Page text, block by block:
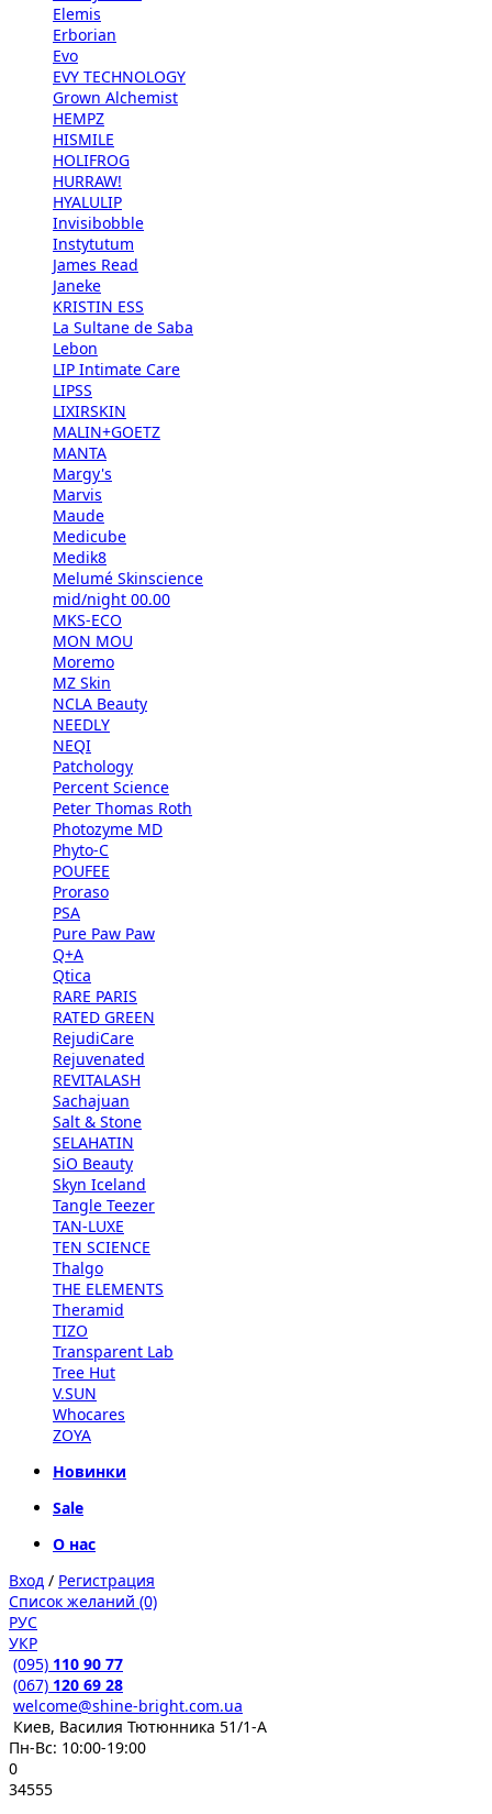
Elemis
Erborian
Evo
EVY TECHNOLOGY
Grown Alchemist
HEMPZ
HISMILE
HOLIFROG
HURRAW!
HYALULIP
Invisibobble
Instytutum
James Read
Janeke
KRISTIN ESS
La Sultane de Saba
Lebon
LIP Intimate Care
LIPSS
LIXIRSKIN
MALIN+GOETZ
MANTA
Margy's
Marvis
Maude
Medicube
Medik8
Melumé Skinscience
mid/night 00.00
MKS-ECO
MON MOU
Moremo
MZ Skin
NCLA Beauty
NEEDLY
NEQI
Patchology
Percent Science
Peter Thomas Roth
Photozyme MD
Phyto-C
POUFEE
Proraso
PSA
Pure Paw Paw
Q+A
Qtica
RARE PARIS
RATED GREEN
RejudiCare
Rejuvenated
REVITALASH
Sachajuan
Salt & Stone
SELAHATIN
SiO Beauty
Skyn Iceland
Tangle Teezer
TAN-LUXE
TEN SCIENCE
Thalgo
THE ELEMENTS
Theramid
TIZO
Transparent Lab
Tree Hut
V.SUN
Whocares
ZOYA
Новинки
Sale
О нас
Вход / Регистрация
Список желаний (0)
РУС
УКР
(095) 110 90 77
(067) 120 69 28
welcome@shine-bright.com.ua
Киев, Василия Тютюнника 51/1-А
Пн-Вс: 10:00-19:00
0
34555